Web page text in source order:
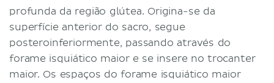
profunda da região glútea. Origina-se da
superfície anterior do sacro, segue
posteroinferiormente, passando através do
forame isquiático maior e se insere no trocanter
maior. Os espaços do forame isquiático maior